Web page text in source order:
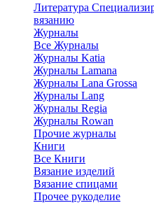
Литература
вязанию
Журналы
Все Журналы
Журналы Katia
Журналы Lamana
Журналы Lana Grossa
Журналы Lang
Журналы Regia
Журналы Rowan
Прочие журналы
Книги
Все Книги
Вязание изделий
Вязание спицами
Прочее рукоделие